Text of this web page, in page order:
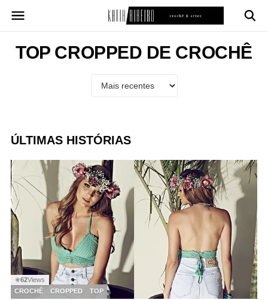
para
conteúdo
TOP CROPPED DE CROCHÊ
ÚLTIMAS HISTÓRIAS
◉62Views
CROCHÊ
CROPPED TOP